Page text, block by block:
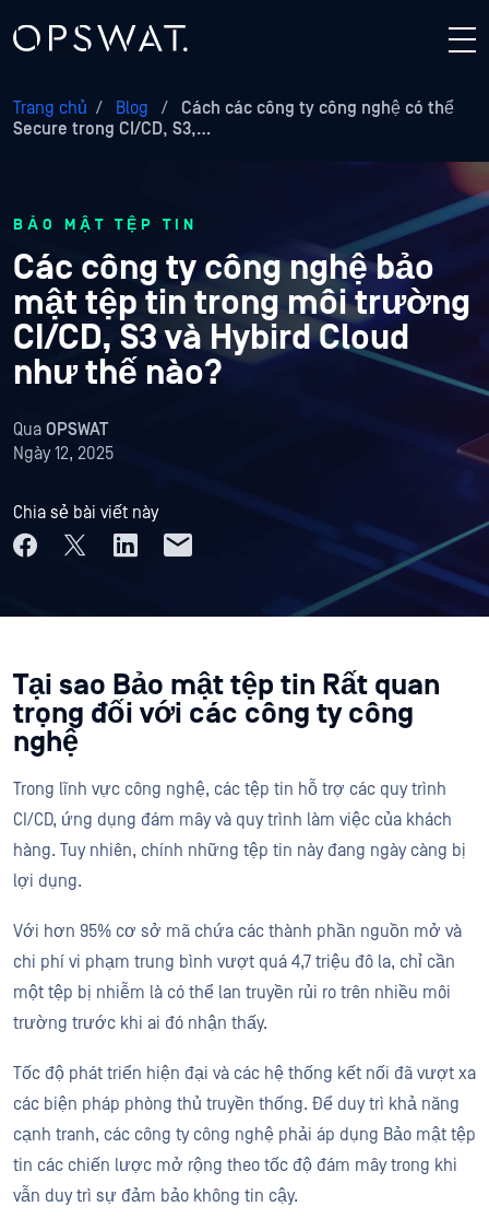
Trang chủ / Blog /
Cách các công ty công nghệ có thể
Secure trong CI/CD, S3,…
BẢO MẬT TỆP TIN
Các công ty công nghệ bảo
mật tệp tin trong môi trường
CI/CD, S3 và Hybird Cloud
như thế nào?
Qua OPSWAT
Ngày 12, 2025
Chia sẻ bài viết này
Tại sao Bảo mật tệp tin Rất quan
trọng đối với các công ty công
nghệ
Trong lĩnh vực công nghệ, các tệp tin hỗ trợ các quy trình
CI/CD, ứng dụng đám mây và quy trình làm việc của khách
hàng. Tuy nhiên, chính những tệp tin này đang ngày càng bị
lợi dụng.
Với hơn 95% cơ sở mã chứa các thành phần nguồn mở và
chi phí vi phạm trung bình vượt quá 4,7 triệu đô la, chỉ cần
một tệp bị nhiễm là có thể lan truyền rủi ro trên nhiều môi
trường trước khi ai đó nhận thấy.
Tốc độ phát triển hiện đại và các hệ thống kết nối đã vượt xa
các biện pháp phòng thủ truyền thống. Để duy trì khả năng
cạnh tranh, các công ty công nghệ phải áp dụng Bảo mật tệp
tin các chiến lược mở rộng theo tốc độ đám mây trong khi
vẫn duy trì sự đảm bảo không tin cậy.